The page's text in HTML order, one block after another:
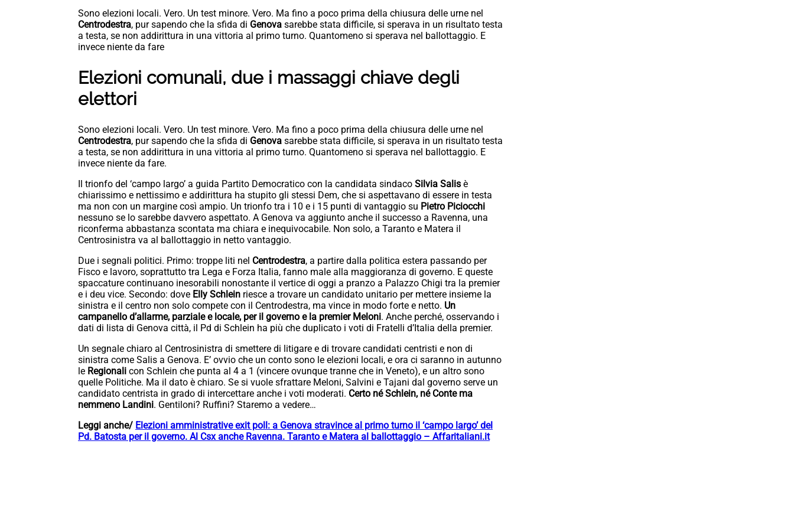
Sono elezioni locali. Vero. Un test minore. Vero. Ma fino a poco prima della chiusura delle urne nel
Centrodestra, pur sapendo che la sfida di Genova sarebbe stata difficile, si sperava in un risultato testa
a testa, se non addirittura in una vittoria al primo turno. Quantomeno si sperava nel ballottaggio. E
invece niente da fare
Elezioni comunali, due i massaggi chiave degli
elettori
Sono elezioni locali. Vero. Un test minore. Vero. Ma fino a poco prima della chiusura delle urne nel
Centrodestra, pur sapendo che la sfida di Genova sarebbe stata difficile, si sperava in un risultato testa
a testa, se non addirittura in una vittoria al primo turno. Quantomeno si sperava nel ballottaggio. E
invece niente da fare.
Il trionfo del ‘campo largo’ a guida Partito Democratico con la candidata sindaco Silvia Salis è
chiarissimo e nettissimo e addirittura ha stupito gli stessi Dem, che si aspettavano di essere in testa
ma non con un margine così ampio. Un trionfo tra i 10 e i 15 punti di vantaggio su Pietro Piciocchi
nessuno se lo sarebbe davvero aspettato. A Genova va aggiunto anche il successo a Ravenna, una
riconferma abbastanza scontata ma chiara e inequivocabile. Non solo, a Taranto e Matera il
Centrosinistra va al ballottaggio in netto vantaggio.
Due i segnali politici. Primo: troppe liti nel Centrodestra, a partire dalla politica estera passando per
Fisco e lavoro, soprattutto tra Lega e Forza Italia, fanno male alla maggioranza di governo. E queste
spaccature continuano inesorabili nonostante il vertice di oggi a pranzo a Palazzo Chigi tra la premier
e i deu vice. Secondo: dove Elly Schlein riesce a trovare un candidato unitario per mettere insieme la
sinistra e il centro non solo compete con il Centrodestra, ma vince in modo forte e netto. Un
campanello d’allarme, parziale e locale, per il governo e la premier Meloni. Anche perché, osservando i
dati di lista di Genova città, il Pd di Schlein ha più che duplicato i voti di Fratelli d’Italia della premier.
Un segnale chiaro al Centrosinistra di smettere di litigare e di trovare candidati centristi e non di
sinistra come Salis a Genova. E’ ovvio che un conto sono le elezioni locali, e ora ci saranno in autunno
le Regionali con Schlein che punta al 4 a 1 (vincere ovunque tranne che in Veneto), e un altro sono
quelle Politiche. Ma il dato è chiaro. Se si vuole sfrattare Meloni, Salvini e Tajani dal governo serve un
candidato centrista in grado di intercettare anche i voti moderati. Certo né Schlein, né Conte ma
nemmeno Landini. Gentiloni? Ruffini? Staremo a vedere…
Leggi anche/ Elezioni amministrative exit poll: a Genova stravince al primo turno il ‘campo largo’ del
Pd. Batosta per il governo. Al Csx anche Ravenna. Taranto e Matera al ballottaggio – Affaritaliani.it